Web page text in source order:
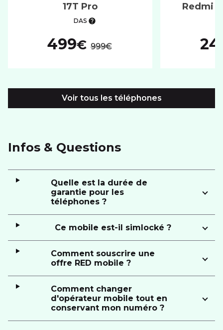
17T Pro
DAS
499€ 999€
Redmi
Voir tous les téléphones
Infos & Questions
Quelle est la durée de
garantie pour les
téléphones ?
Ce mobile est-il simlocké ?
Comment souscrire une
offre RED mobile ?
Comment changer
d'opérateur mobile tout en
conservant mon numéro ?